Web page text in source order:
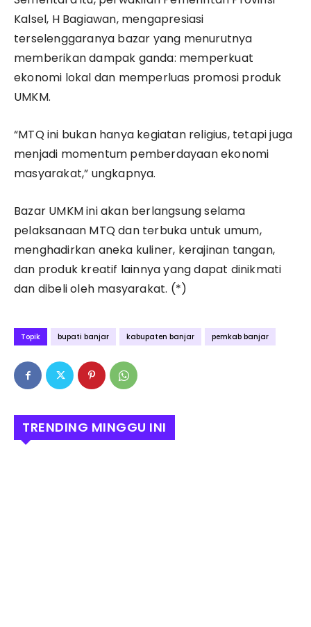
Kalsel, H Bagiawan, mengapresiasi
terselenggaranya bazar yang menurutnya
memberikan dampak ganda: memperkuat
ekonomi lokal dan memperluas promosi produk
UMKM.
“MTQ ini bukan hanya kegiatan religius, tetapi juga
menjadi momentum pemberdayaan ekonomi
masyarakat,” ungkapnya.
Bazar UMKM ini akan berlangsung selama
pelaksanaan MTQ dan terbuka untuk umum,
menghadirkan aneka kuliner, kerajinan tangan,
dan produk kreatif lainnya yang dapat dinikmati
dan dibeli oleh masyarakat. (*)
Topik bupati banjar kabupaten banjar pemkab banjar
TRENDING MINGGU INI